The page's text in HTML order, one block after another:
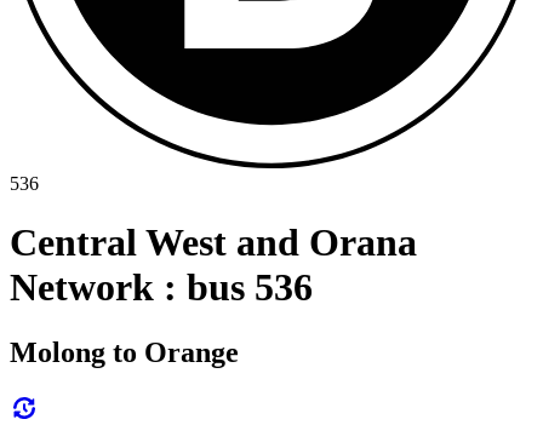
536
Central West and Orana
Network : bus 536
Molong to Orange